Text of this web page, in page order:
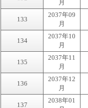
月
133
2037年09
月
134
2037年10
月
135
2037年11
月
136
2037年12
月
137
2038年01